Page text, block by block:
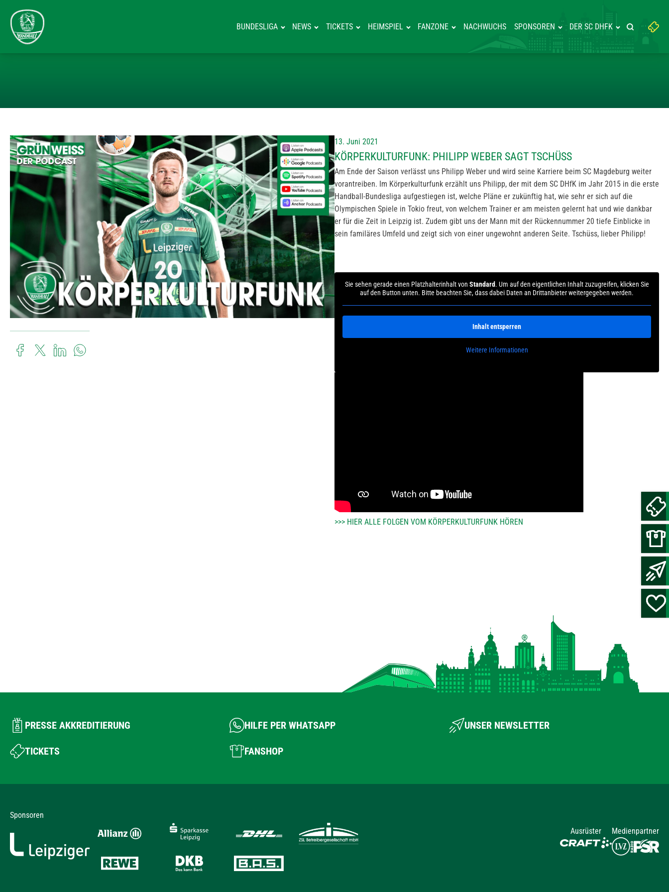
BUNDESLIGA NEWS TICKETS HEIMSPIEL FANZONE NACHWUCHS SPONSOREN DER SC DHFK
Suchbegriff
eingeben:
Suche
13. Juni 2021
KÖRPERKULTURFUNK: PHILIPP WEBER SAGT TSCHÜSS
Am Ende der Saison verlässt uns Philipp Weber und wird seine Karriere beim SC Magdeburg weiter
vorantreiben. Im Körperkulturfunk erzählt uns Philipp, der mit dem SC DHfK im Jahr 2015 in die erste
Handball-Bundesliga aufgestiegen ist, welche Pläne er zukünftig hat, wie sehr er sich auf die
Olympischen Spiele in Tokio freut, von welchem Trainer er am meisten gelernt hat und wie dankbar
er für die Zeit in Leipzig ist. Zudem gibt uns der Mann mit der Rückennummer 20 tiefe Einblicke in
sein familäres Umfeld und zeigt sich von einer ungewohnt anderen Seite. Tschüss, lieber Philipp!
Sie sehen gerade einen Platzhalterinhalt von Standard. Um auf den eigentlichen Inhalt zuzugreifen, klicken Sie
auf den Button unten. Bitte beachten Sie, dass dabei Daten an Drittanbieter weitergegeben werden.
Inhalt entsperren
Weitere Informationen
>>> HIER ALLE FOLGEN VOM KÖRPERKULTURFUNK HÖREN
PRESSE AKKREDITIERUNG HILFE PER WHATSAPP UNSER NEWSLETTER
TICKETS FANSHOP
Sponsoren
Ausrüster
Medienpartner